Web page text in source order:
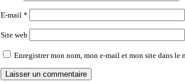
E-mail *
Site web
Enregistrer mon nom, mon e-mail et mon site dans